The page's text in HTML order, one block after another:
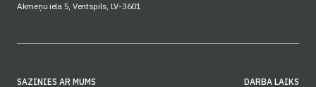
Akmeņu iela 5, Ventspils, LV-3601
SAZINIES AR MUMS DARBA LAIKS